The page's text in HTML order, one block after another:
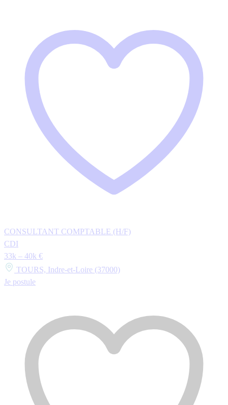
CONSULTANT COMPTABLE (H/F)
CDI
33k – 40k €
TOURS, Indre-et-Loire (37000)
Je postule